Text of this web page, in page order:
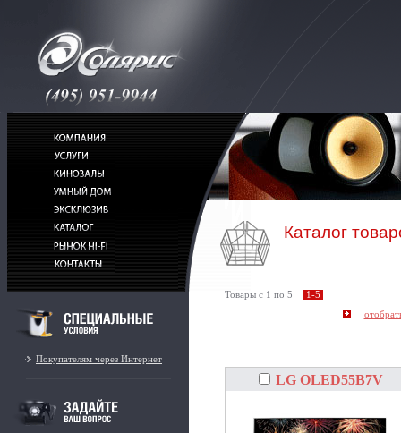
Покупателям через Интернет
Каталог
Товары c 1 по 5 1-5
LG OLED55B7V